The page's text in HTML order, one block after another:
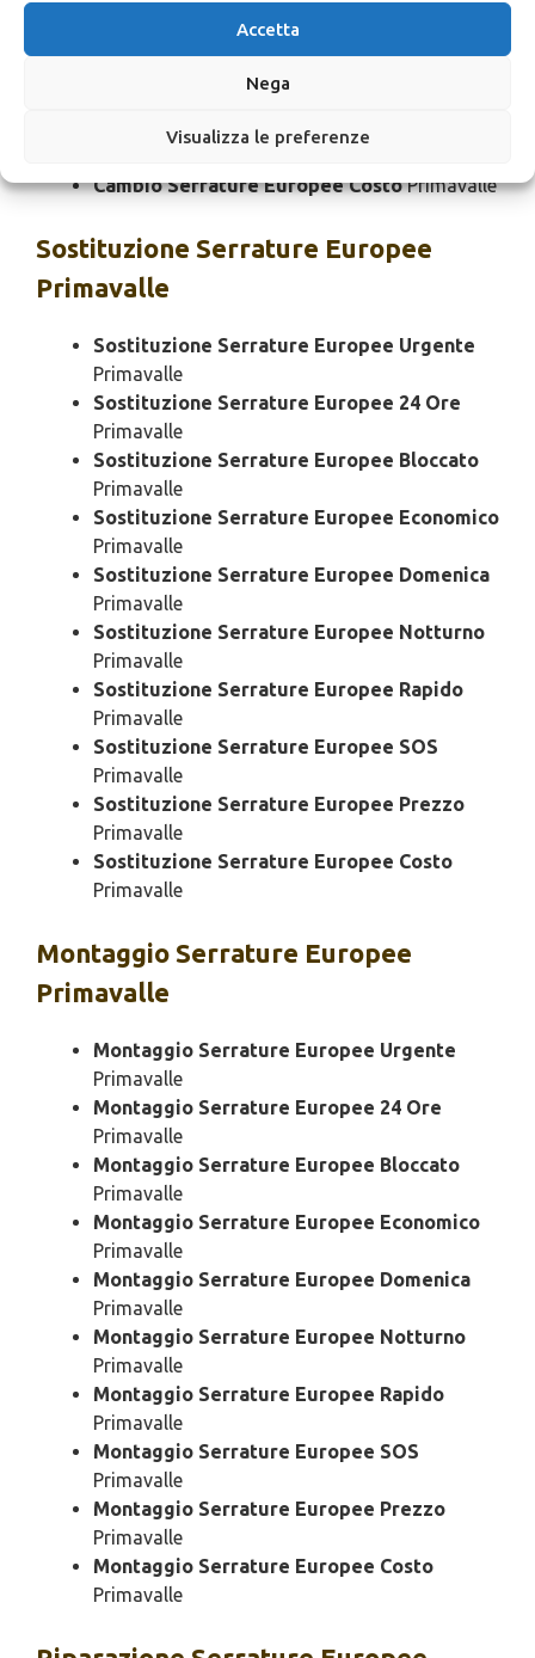
Accetta
Nega
Visualizza le preferenze
Cambio Serrature Europee Rapido
Cambio Serrature Europee SOS
Cambio Serrature Europee Prezzo
Cambio Serrature Europee CostoPrimavalle
Sostituzione Serrature Europee
Primavalle
Sostituzione Serrature Europee Urgente
Primavalle
Sostituzione Serrature Europee 24 Ore
Primavalle
Sostituzione Serrature Europee Bloccato
Primavalle
Sostituzione Serrature Europee Economico
Primavalle
Sostituzione Serrature Europee Domenica
Primavalle
Sostituzione Serrature Europee Notturno
Primavalle
Sostituzione Serrature Europee Rapido
Primavalle
Sostituzione Serrature Europee SOS
Primavalle
Sostituzione Serrature Europee Prezzo
Primavalle
Sostituzione Serrature Europee Costo
Primavalle
Montaggio Serrature Europee
Primavalle
Montaggio Serrature Europee Urgente
Primavalle
Montaggio Serrature Europee 24 Ore
Primavalle
Montaggio Serrature Europee Bloccato
Primavalle
Montaggio Serrature Europee Economico
Primavalle
Montaggio Serrature Europee Domenica
Primavalle
Montaggio Serrature Europee Notturno
Primavalle
Montaggio Serrature Europee Rapido
Primavalle
Montaggio Serrature Europee SOS
Primavalle
Montaggio Serrature Europee Prezzo
Primavalle
Montaggio Serrature Europee Costo
Primavalle